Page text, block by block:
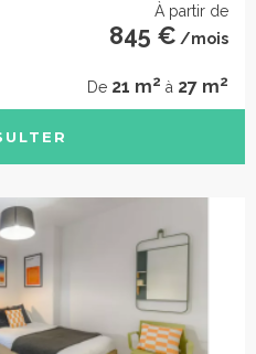
À partir de
845 € /mois
De 21 m2 à 27 m2